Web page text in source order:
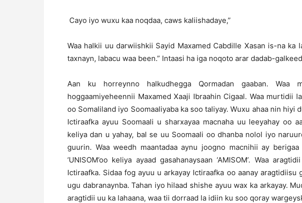
Cayo iyo wuxu kaa noqdaa, caws kaliishadaye,”
Waa halkii uu darwiishkii Sayid Maxamed Cabdille Xasan is-na ka
taxnayn, labacu waa been.” Intaasi ha iga noqoto arar dadab-
Aan ku horreynno halkudhegga Qormadan gaaban. Waa
hoggaamiyeheennii Maxamed Xaaji Ibraahin Cigaal. Waa murtidii
oo Somaliland iyo Soomaaliyaba ka soo taliyay. Wuxu ahaa nin hiyi
Ictiraafka ayuu Soomaali u sharxayaa macnaha uu leeyahay oo
keliya dan u yahay, bal se uu Soomaali oo dhanba nolol iyo
guurin. Waa weedh maantadaa aynu joogno macnihii ay
‘UNISOM’oo keliya ayaad gasahanaysaan ‘AMISOM’. Waa
Ictiraafka. Sidaa fog ayuu u arkayay Ictiraafka oo aanay aragtidiisu
ugu dabranaynba. Tahan iyo hilaad shishe ayuu wax ka arkayay.
aragtidii uu ka lahaana, waa tii dorraad la idiin ku soo qoray